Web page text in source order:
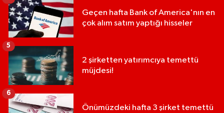
Geçen hafta Bank of America'nın en
çok alım satım yaptığı hisseler
2 şirketten yatırımcıya temettü
müjdesi!
5
Önümüzdeki hafta 3 şirket temettü
6